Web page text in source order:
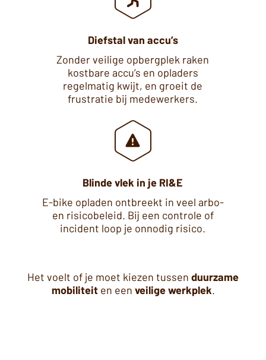
Diefstal van accu’s
Zonder veilige opbergplek raken
kostbare accu’s en opladers
regelmatig kwijt, en groeit de
frustratie bij medewerkers.
Blinde vlek in je RI&E
E-bike opladen ontbreekt in veel arbo-
en risicobeleid. Bij een controle of
incident loop je onnodig risico.
Het voelt of je moet kiezen tussen duurzame
mobiliteiten een veilige werkplek.